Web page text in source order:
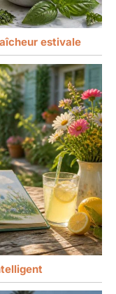
estivale